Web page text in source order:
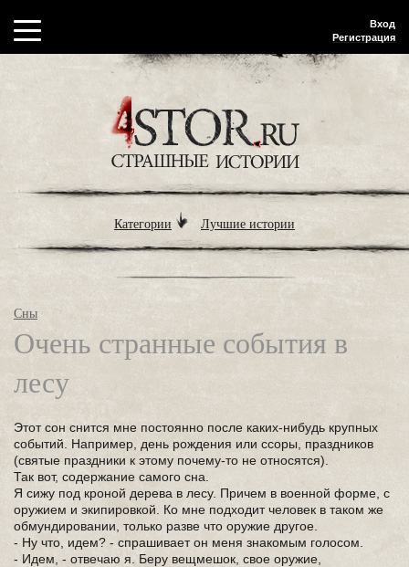
Вход
Регистрация
Категории Лучшие истории
Сны
Очень странные события в
лесу
Этот сон снится мне постоянно после каких-нибудь крупных
событий. Например, день рождения или ссоры, праздников
(святые праздники к этому почему-то не относятся).
Так вот, содержание самого сна.
Я сижу под кроной дерева в лесу. Причем в военной форме, с
оружием и экипировкой. Ко мне подходит человек в таком же
обмундировании, только разве что оружие другое.
- Ну что, идем? - спрашивает он меня знакомым голосом.
- Идем, - отвечаю я. Беру вещмешок, свое оружие,